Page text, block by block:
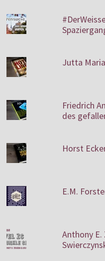
Jutta
Friedrich
des
Horst
E.M.
Anthony E.